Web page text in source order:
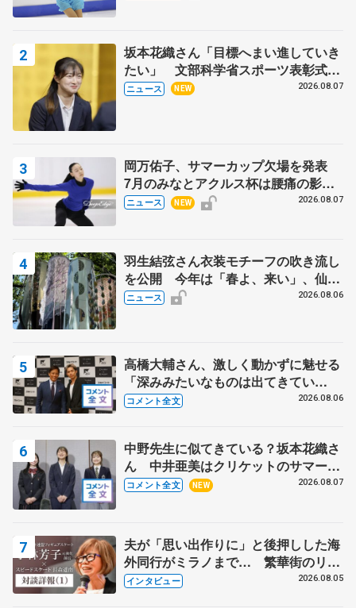
坂本花織さん「目標へまい進していき
たい」 文部科学省スポーツ表彰式で
代表謝辞
ニュース NEW 2026.08.07
岡万佑子、サマーカップ欠場を発表
7月のみなとアクルス杯は腰痛の影響
で
ニュース NEW 2026.08.07
羽生結弦さん衣装モチーフの吹き流し
を公開 今年は「春よ、来い」、仙台
の瑞鳳殿
ニュース 2026.08.06
高橋大輔さん、激しく動かずに魅せる
「深みみたいなものは出てきてい
る？」 〝兄さん〟と慕うレジェンド
コメント全文 2026.08.06
中野先生に似てきている？坂本花織さ
ん 中井亜美はクリケットのサマーキ
ャンプに 島田麻央はたくさん試合に
コメント全文 NEW 2026.08.07
夫が「思い出作りに」と後押しした海
外同行がミラノまで… 繁華街のリン
クでは不良のお兄さんも味方に 小林
インタビュー 2026.08.05